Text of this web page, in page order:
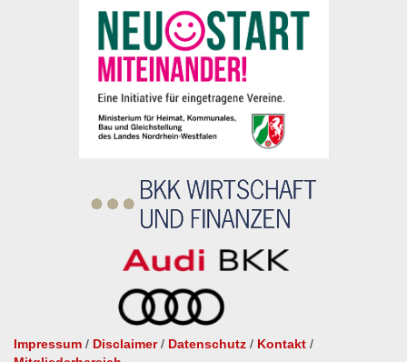
Impressum / Disclaimer/ Datenschutz / Kontakt /